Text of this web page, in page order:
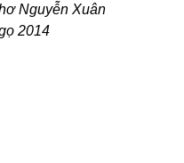
Nguyễn Xuân
2014